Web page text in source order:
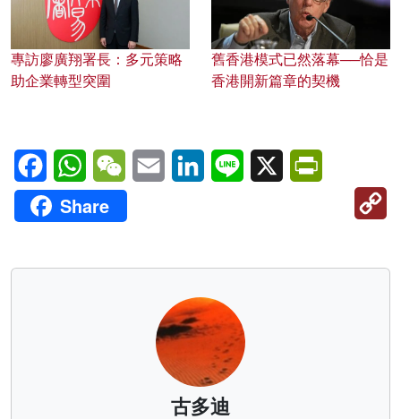
專訪廖廣翔署長：多元策略
助企業轉型突圍
舊香港模式已然落幕──恰是
香港開新篇章的契機
FacebookWhatsAppWeChatEmail LinkedInLine X
Share
古多迪